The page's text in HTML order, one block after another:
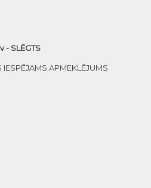
- SLĒGTS
IESPĒJAMS APMEKLĒJUMS